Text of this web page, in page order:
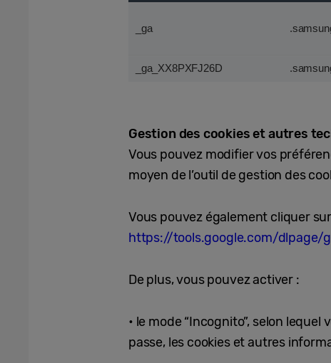
_ga
_ga_XX8PXFJ26D
Gestion des cookies et autres
Vous pouvez modifier vos
moyen de l’outil de gestion des
Vous pouvez également cliquer
https://tools.google.com/dlpage/
De plus, vous pouvez activer :
• le mode “Incognito”, selon
passe, les cookies et autres